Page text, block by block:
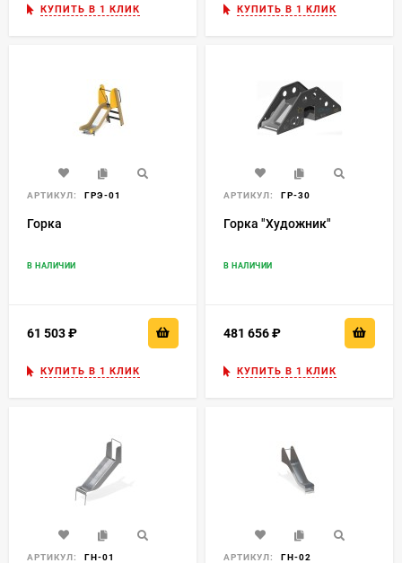
КУПИТЬ В 1 КЛИК КУПИТЬ В 1 КЛИК
АРТИКУЛ: ГРЭ-01
Горка
В НАЛИЧИИ
61 503
КУПИТЬ В 1 КЛИК
АРТИКУЛ: ГР-30
Горка "Художник"
В НАЛИЧИИ
481 656
КУПИТЬ В 1 КЛИК
АРТИКУЛ: ГН-01 АРТИКУЛ: ГН-02